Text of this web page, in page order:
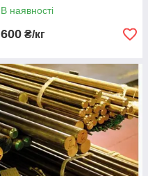
В наявності
600 ₴/кг